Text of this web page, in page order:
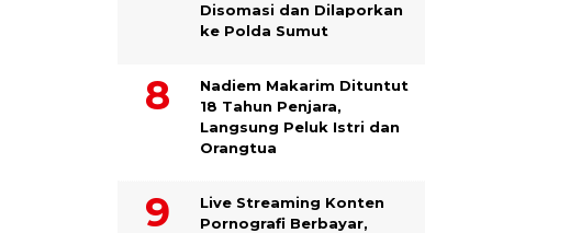
Disomasi dan Dilaporkan
ke Polda Sumut
​Nadiem Makarim Dituntut
18 Tahun Penjara,
Langsung Peluk Istri dan
Orangtua
Live Streaming Konten
Pornografi Berbayar,